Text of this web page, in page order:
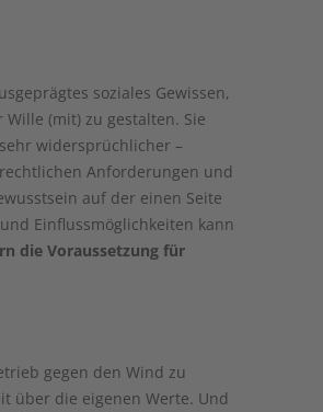
soziales Gewissen,
(mit) zu gestalten. Sie
widersprüchlicher –
Anforderungen und
auf der einen Seite
Einflussmöglichkeiten kann
die Voraussetzung für
gegen den Wind zu
über die eigenen Werte. Und